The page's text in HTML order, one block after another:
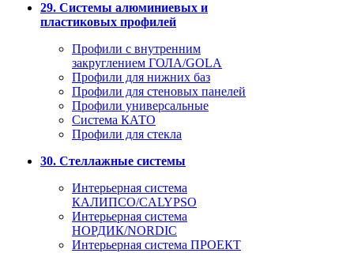
29. Системы алюминиевых и
пластиковых профилей
Профили с внутренним
закруглением ГОЛА/GOLA
Профили для нижних баз
Профили для стеновых панелей
Профили универсальные
Система КАТО
Профили для стекла
30. Стеллажные системы
Интерьерная система
КАЛИПСО/CALYPSO
Интерьерная система
НОРДИК/NORDIC
Интерьерная система ПРОЕКТ